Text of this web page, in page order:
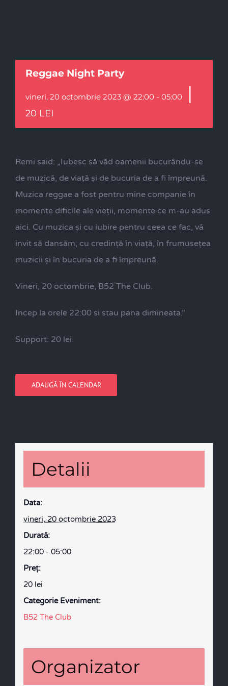
Reggae Night Party
vineri, 20 octombrie 2023 @ 22:00 - 05:00 |
20 LEI
Remi said: „Iubesc să văd oamenii bucurându-se
de muzică, de viață și de bucuria de a fi împreună.
Muzica reggae a fost pentru mine companie în
momente dificile ale vieții, momente ce m-au adus
aici. Cu muzica și cu iubire pentru ceea ce fac, vă
invit să dansăm, cu credință în viață, în frumusețea
muzicii și în bucuria de a fi împreună.
Vineri, 20 octombrie, B52 The Club.
Incep la orele 22:00 si stau pana dimineata.”
Support: 20 lei.
ADAUGĂ ÎN CALENDAR
Detalii
Data:
vineri, 20 octombrie 2023
Durată:
22:00 - 05:00
Preţ:
20 lei
Categorie Eveniment:
B52 The Club
Organizator